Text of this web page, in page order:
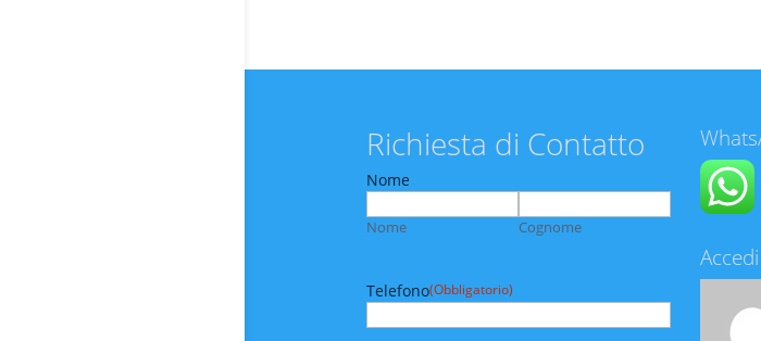
Richiesta di Contatto
Nome
Nome Cognome
Telefono(Obbligatorio)
Accedi